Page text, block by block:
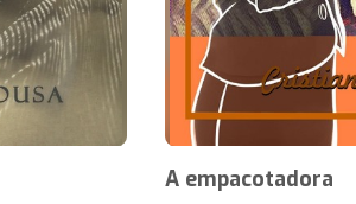
A empacotadora